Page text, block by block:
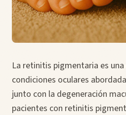
La retinitis pigmentaria es
condiciones oculares
junto con la degeneración
pacientes con retinitis